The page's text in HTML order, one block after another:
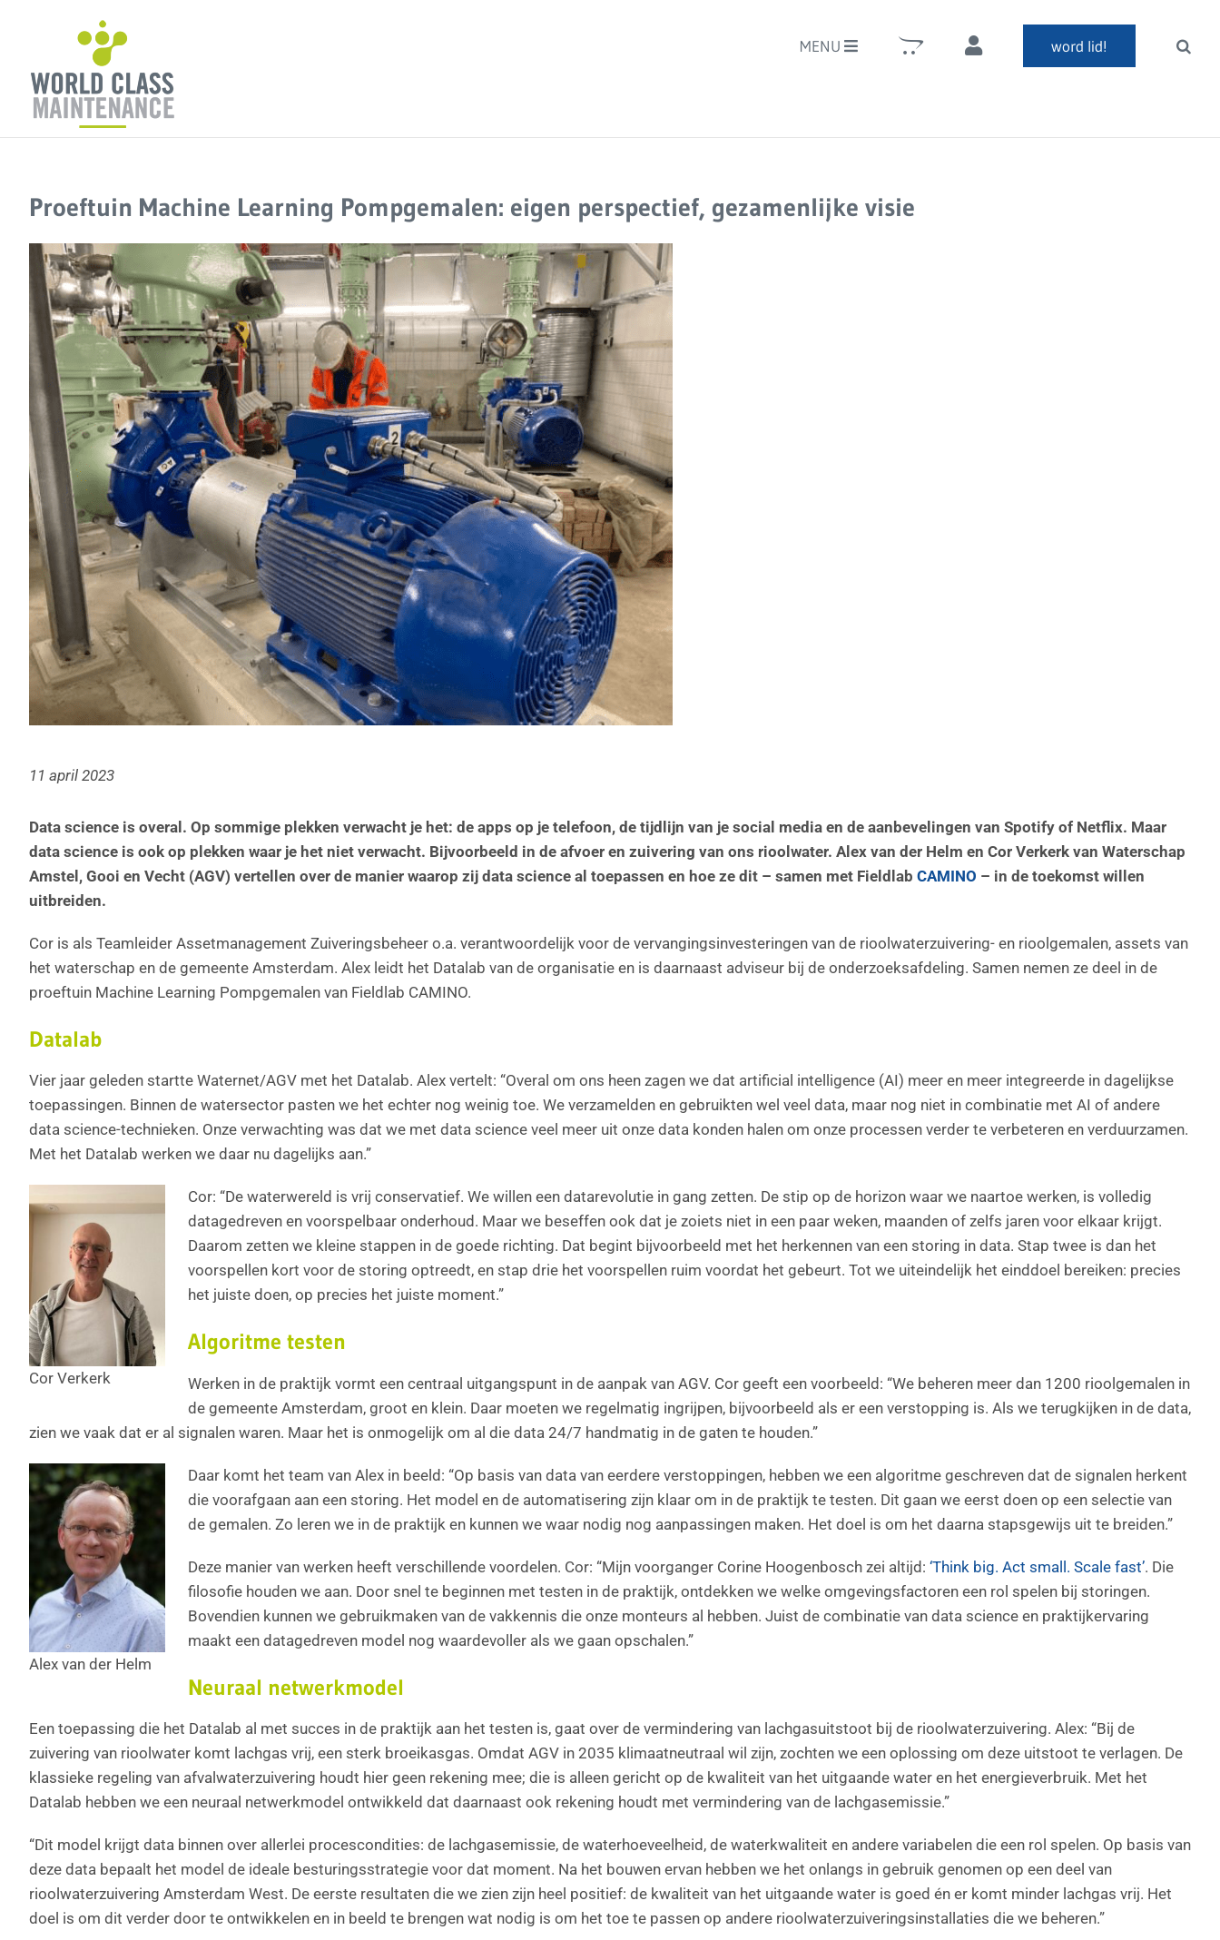
MENU word lid!
Proeftuin Machine Learning Pompgemalen: eigen perspectief, gezamenlijke visie
11 april 2023
Data science is overal. Op sommige plekken verwacht je het: de apps op je telefoon, de tijdlijn van je social media en de aanbevelingen van Spotify of Netflix. Maar
data science is ook op plekken waar je het niet verwacht. Bijvoorbeeld in de afvoer en zuivering van ons rioolwater. Alex van der Helm en Cor Verkerk van Waterschap
Amstel, Gooi en Vecht (AGV) vertellen over de manier waarop zij data science al toepassen en hoe ze dit – samen met Fieldlab CAMINO – in de toekomst willen
uitbreiden.
Cor is als Teamleider Assetmanagement Zuiveringsbeheer o.a. verantwoordelijk voor de vervangingsinvesteringen van de rioolwaterzuivering- en rioolgemalen, assets van
het waterschap en de gemeente Amsterdam. Alex leidt het Datalab van de organisatie en is daarnaast adviseur bij de onderzoeksafdeling. Samen nemen ze deel in de
proeftuin Machine Learning Pompgemalen van Fieldlab CAMINO.
Datalab
Vier jaar geleden startte Waternet/AGV met het Datalab. Alex vertelt: “Overal om ons heen zagen we dat artificial intelligence (AI) meer en meer integreerde in dagelijkse
toepassingen. Binnen de watersector pasten we het echter nog weinig toe. We verzamelden en gebruikten wel veel data, maar nog niet in combinatie met AI of andere
data science-technieken. Onze verwachting was dat we met data science veel meer uit onze data konden halen om onze processen verder te verbeteren en verduurzamen.
Met het Datalab werken we daar nu dagelijks aan.”
Cor Verkerk
Cor: “De waterwereld is vrij conservatief. We willen een datarevolutie in gang zetten. De stip op de horizon waar we naartoe werken, is volledig
datagedreven en voorspelbaar onderhoud. Maar we beseffen ook dat je zoiets niet in een paar weken, maanden of zelfs jaren voor elkaar krijgt.
Daarom zetten we kleine stappen in de goede richting. Dat begint bijvoorbeeld met het herkennen van een storing in data. Stap twee is dan het
voorspellen kort voor de storing optreedt, en stap drie het voorspellen ruim voordat het gebeurt. Tot we uiteindelijk het einddoel bereiken: precies
het juiste doen, op precies het juiste moment.”
Algoritme testen
Werken in de praktijk vormt een centraal uitgangspunt in de aanpak van AGV. Cor geeft een voorbeeld: “We beheren meer dan 1200 rioolgemalen in
de gemeente Amsterdam, groot en klein. Daar moeten we regelmatig ingrijpen, bijvoorbeeld als er een verstopping is. Als we terugkijken in de data,
zien we vaak dat er al signalen waren. Maar het is onmogelijk om al die data 24/7 handmatig in de gaten te houden.”
Alex van der Helm
Daar komt het team van Alex in beeld: “Op basis van data van eerdere verstoppingen, hebben we een algoritme geschreven dat de signalen herkent
die voorafgaan aan een storing. Het model en de automatisering zijn klaar om in de praktijk te testen. Dit gaan we eerst doen op een selectie van
de gemalen. Zo leren we in de praktijk en kunnen we waar nodig nog aanpassingen maken. Het doel is om het daarna stapsgewijs uit te breiden.”
Deze manier van werken heeft verschillende voordelen. Cor: “Mijn voorganger Corine Hoogenbosch zei altijd: ‘Think big. Act small. Scale fast’. Die
filosofie houden we aan. Door snel te beginnen met testen in de praktijk, ontdekken we welke omgevingsfactoren een rol spelen bij storingen.
Bovendien kunnen we gebruikmaken van de vakkennis die onze monteurs al hebben. Juist de combinatie van data science en praktijkervaring
maakt een datagedreven model nog waardevoller als we gaan opschalen.”
Neuraal netwerkmodel
Een toepassing die het Datalab al met succes in de praktijk aan het testen is, gaat over de vermindering van lachgasuitstoot bij de rioolwaterzuivering. Alex: “Bij de
zuivering van rioolwater komt lachgas vrij, een sterk broeikasgas. Omdat AGV in 2035 klimaatneutraal wil zijn, zochten we een oplossing om deze uitstoot te verlagen. De
klassieke regeling van afvalwaterzuivering houdt hier geen rekening mee; die is alleen gericht op de kwaliteit van het uitgaande water en het energieverbruik. Met het
Datalab hebben we een neuraal netwerkmodel ontwikkeld dat daarnaast ook rekening houdt met vermindering van de lachgasemissie.”
“Dit model krijgt data binnen over allerlei procescondities: de lachgasemissie, de waterhoeveelheid, de waterkwaliteit en andere variabelen die een rol spelen. Op basis van
deze data bepaalt het model de ideale besturingsstrategie voor dat moment. Na het bouwen ervan hebben we het onlangs in gebruik genomen op een deel van
rioolwaterzuivering Amsterdam West. De eerste resultaten die we zien zijn heel positief: de kwaliteit van het uitgaande water is goed én er komt minder lachgas vrij. Het
doel is om dit verder door te ontwikkelen en in beeld te brengen wat nodig is om het toe te passen op andere rioolwaterzuiveringsinstallaties die we beheren.”